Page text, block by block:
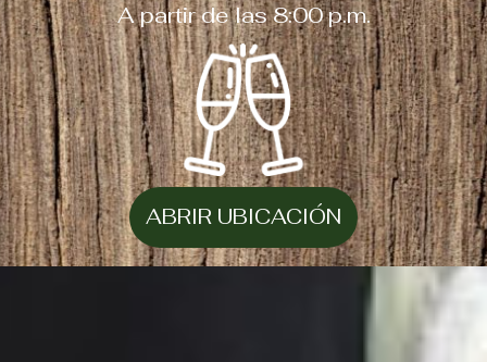
A partir de las 8:00 p.m.
ABRIR UBICACIÓN